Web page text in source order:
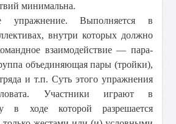
минимальна.
упражнение. Выполняется в
внутри которых должно
взаимодействие — пара-
объединяющая пары (тройки),
и т.п. Суть этого упражнения
Участники играют в
в ходе которой разрешается